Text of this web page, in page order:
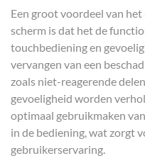
Een groot voordeel van
scherm is dat het de
touchbediening en
vervangen van een
zoals niet-reagerende
gevoeligheid worden
optimaal gebruikmaken
in de bediening, wat zorgt
gebruikerservaring.